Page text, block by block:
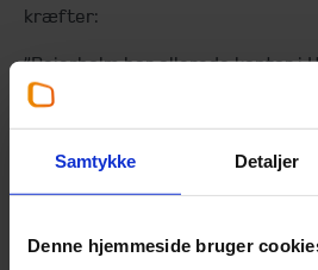
Samtykke Detaljer
Denne hjemmeside bruger
kræfter:
”Beierholm har allerede kontor i
men Thisted, Struer og Hurup er
giver den nærhed til kunderne,
midtjyske erhvervsliv få en